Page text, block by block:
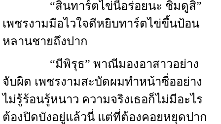
“สินทาร์ตไข่นี่อร่อยนะ ชิมดูสิ”
เพชรงามมือไวใจดีหยิบทาร์ตไข่ขึ้นป้อน
หลานชายถึงปาก
“มีพิรุธ” พาณีมองอาสาวอย่าง
จับผิด เพชรงามสะบัดผมทำหน้าซื่ออย่าง
ไม่รู้ร้อนรู้หนาว ความจริงเธอก็ไม่มีอะไร
ต้องปิดบังอยู่แล้วนี่ แต่ที่ต้องคอยหยุดปาก